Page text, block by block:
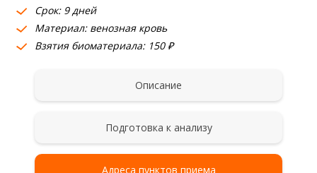
Срок: 9 дней
Материал: венозная кровь
Взятия биоматериала: 150 ₽
Описание
Подготовка к анализу
Адреса пунктов приема